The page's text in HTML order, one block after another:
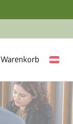
Warenkorb